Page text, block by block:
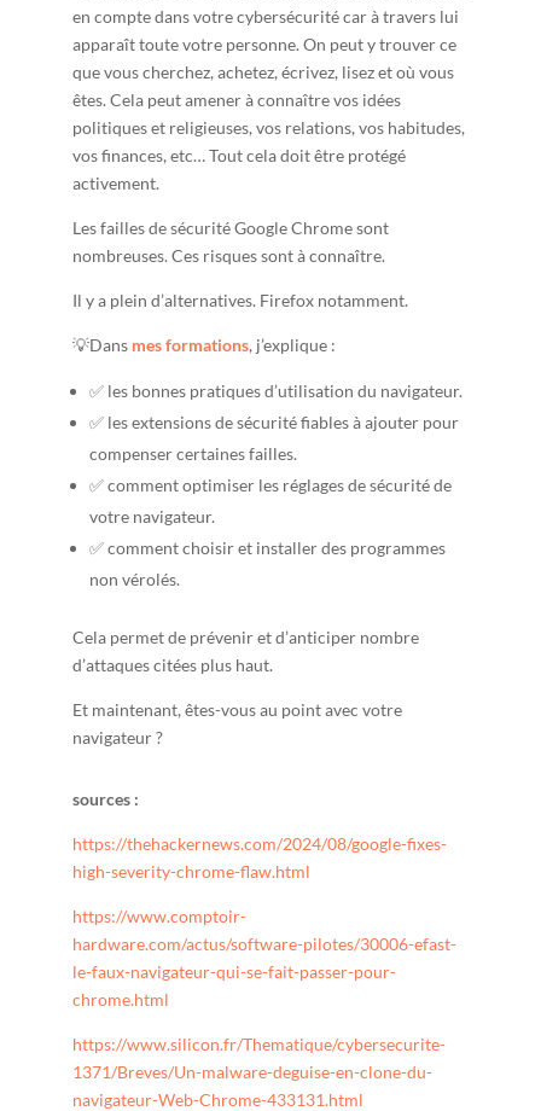
en compte dans votre cybersécurité car à travers lui
apparaît toute votre personne. On peut y trouver ce
que vous cherchez, achetez, écrivez, lisez et où vous
êtes. Cela peut amener à connaître vos idées
politiques et religieuses, vos relations, vos habitudes,
vos finances, etc… Tout cela doit être protégé
activement.
Les failles de sécurité Google Chrome sont
nombreuses. Ces risques sont à connaître.
Il y a plein d’alternatives. Firefox notamment.
💡Dans mes formations, j’explique :
✅ les bonnes pratiques d’utilisation du navigateur.
✅ les extensions de sécurité fiables à ajouter pour
compenser certaines failles.
✅ comment optimiser les réglages de sécurité de
votre navigateur.
✅ comment choisir et installer des programmes
non vérolés.
Cela permet de prévenir et d’anticiper nombre
d’attaques citées plus haut.
Et maintenant, êtes-vous au point avec votre
navigateur ?
sources :
https://thehackernews.com/2024/08/google-fixes-
high-severity-chrome-flaw.html
https://www.comptoir-
hardware.com/actus/software-pilotes/30006-efast-
le-faux-navigateur-qui-se-fait-passer-pour-
chrome.html
https://www.silicon.fr/Thematique/cybersecurite-
1371/Breves/Un-malware-deguise-en-clone-du-
navigateur-Web-Chrome-433131.html